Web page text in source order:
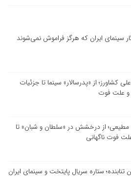
سینمای ایران که هرگز فراموش نمی‌شوند
کشاورز؛ از «پدرسالار» سینما تا جزئیات
علت فوت
مطیعی؛ از درخشش در «سلطان و شبان» تا
فوت ناگهانی
تنابنده؛ ستاره سریال پایتخت و سینمای ایران